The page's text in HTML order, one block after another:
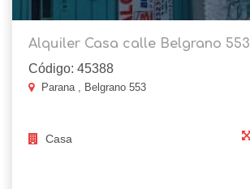
Alquiler Casa calle Belgrano 553
Código: 45388
Parana , Belgrano 553
Casa